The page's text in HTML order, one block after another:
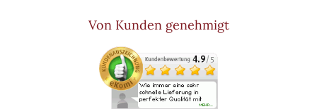
Von Kunden genehmigt